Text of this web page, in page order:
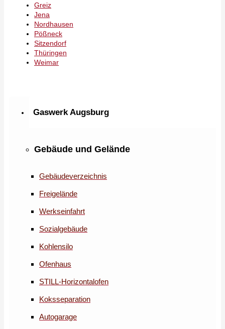
Gaswerk Augsburg
Gebäude und Gelände
Gebäudeverzeichnis
Freigelände
Werkseinfahrt
Sozialgebäude
Kohlensilo
Ofenhaus
STILL-Horizontalofen
Koksseparation
Autogarage
Greiz
Jena
Nordhausen
Pößneck
Sitzendorf
Thüringen
Weimar